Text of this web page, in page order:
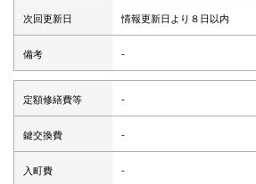
次回更新日 情報更新日より８日以内
備考 -
定額修繕費等 -
鍵交換費 -
入町費 -